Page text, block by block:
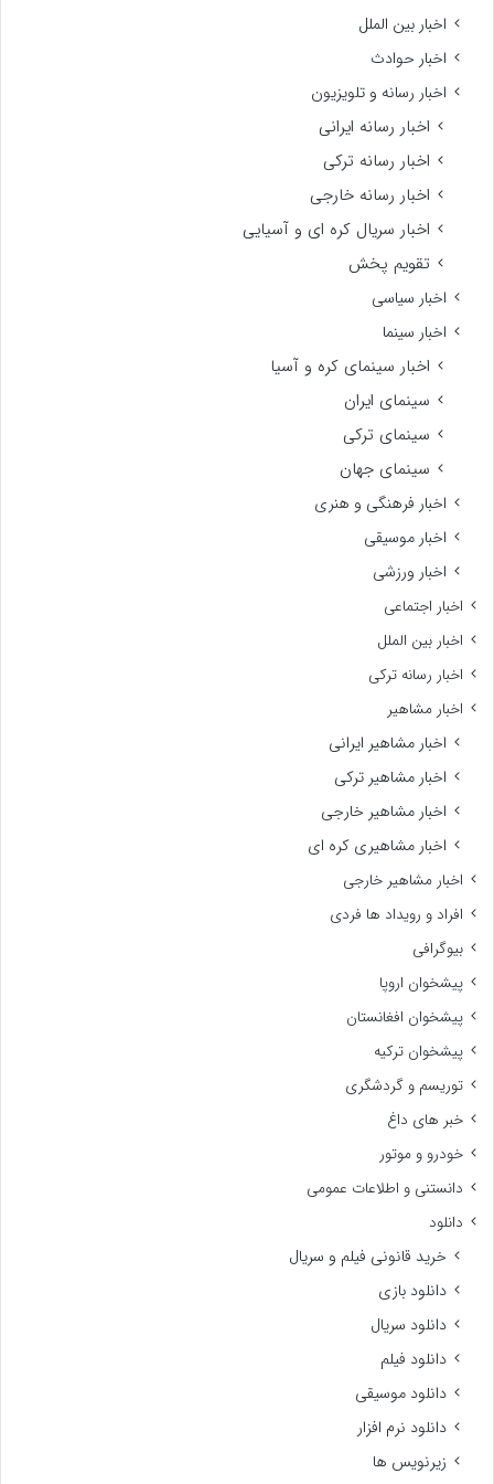
اخبار بین الملل
اخبار حوادث
اخبار رسانه و تلویزیون
اخبار رسانه ایرانی
اخبار رسانه ترکی
اخبار رسانه خارجی
اخبار سریال کره ای و آسیایی
تقویم پخش
اخبار سیاسی
اخبار سینما
اخبار سینمای کره و آسیا
سینمای ایران
سینمای ترکی
سینمای جهان
اخبار فرهنگی و هنری
اخبار موسیقی
اخبار ورزشی
اخبار اجتماعی
اخبار بین الملل
اخبار رسانه ترکی
اخبار مشاهیر
اخبار مشاهیر ایرانی
اخبار مشاهیر ترکی
اخبار مشاهیر خارجی
اخبار مشاهیری کره ای
اخبار مشاهیر خارجی
افراد و رویداد ها فردی
بیوگرافی
پیشخوان اروپا
پیشخوان افغانستان
پیشخوان ترکیه
توریسم و گردشگری
خبر های داغ
خودرو و موتور
دانستنی و اطلاعات عمومی
دانلود
خرید قانونی فیلم و سریال
دانلود بازی
دانلود سریال
دانلود فیلم
دانلود موسیقی
دانلود نرم افزار
زیرنویس ها